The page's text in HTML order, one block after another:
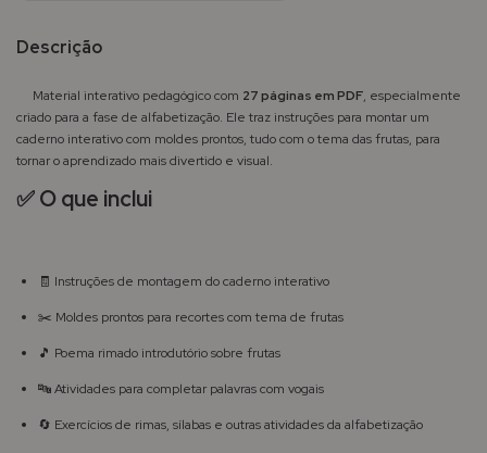
Descrição
Material interativo pedagógico com 27 páginas em PDF, especialmente
criado para a fase de alfabetização. Ele traz instruções para montar um
caderno interativo com moldes prontos, tudo com o tema das frutas, para
tornar o aprendizado mais divertido e visual.
✅ O que inclui
🧾 Instruções de montagem do caderno interativo
✂️ Moldes prontos para recortes com tema de frutas
🎵 Poema rimado introdutório sobre frutas
🔤 Atividades para completar palavras com vogais
🔄 Exercícios de rimas, sílabas e outras atividades da alfabetização